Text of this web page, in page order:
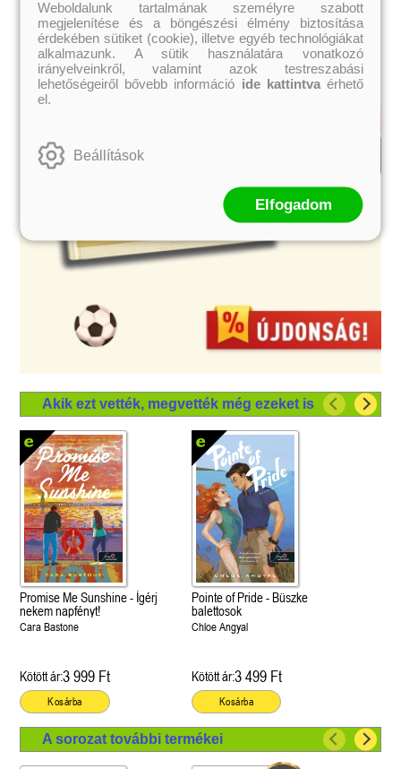
Akik ezt vették, megvették még ezeket is
Promise Me Sunshine - Ígérj
nekem napfényt!
Cara Bastone
Kötött ár:3 999 Ft
Kosárba
Pointe of Pride - Büszke
balettosok
Chloe Angyal
Kötött ár:3 499 Ft
Kosárba
A sorozat további termékei
Weboldalunk tartalmának személyre szabott
megjelenítése és a böngészési élmény biztosítása
érdekében sütiket (cookie), illetve egyéb technológiákat
alkalmazunk. A sütik használatára vonatkozó
irányelveinkről, valamint azok testreszabási
lehetőségeiről bővebb információ ide kattintvaérhető
el.
Beállítások
Elfogadom